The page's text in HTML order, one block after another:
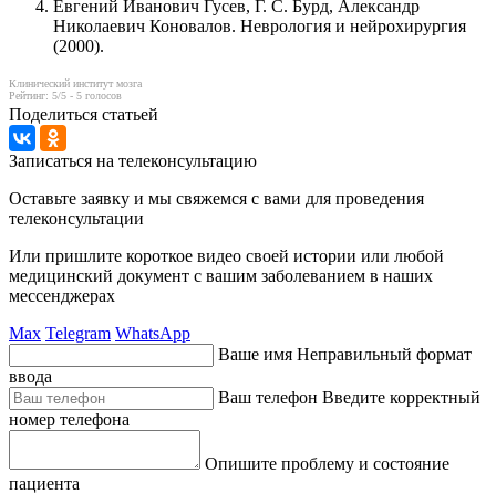
Евгений Иванович Гусев, Г. С. Бурд, Александр
Николаевич Коновалов. Неврология и нейрохирургия
(2000).
Клинический институт мозга
Рейтинг: 5/5 - 5 голосов
Поделиться статьей
Записаться на телеконсультацию
Оставьте заявку и мы свяжемся с вами для проведения
телеконсультации
Или пришлите короткое видео своей истории или любой
медицинский документ с вашим заболеванием в наших
мессенджерах
Max Telegram WhatsApp
Ваше имя Неправильный формат
ввода
Ваш телефон Введите корректный
номер телефона
Опишите проблему и состояние
пациента